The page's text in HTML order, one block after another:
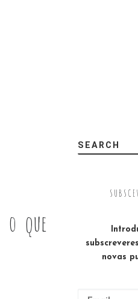
o que
SEARCH
novas